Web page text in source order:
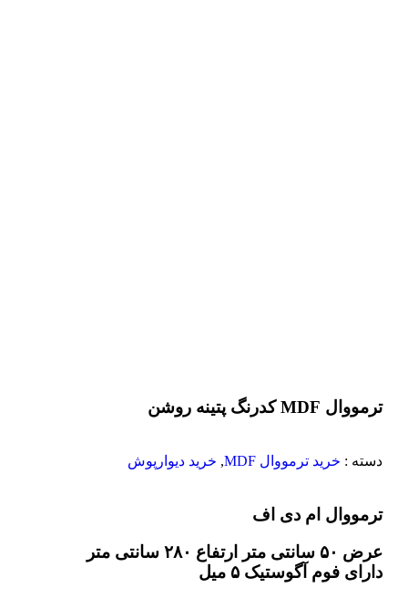
ترمووال MDF کدرنگ پتینه روشن
دسته : خرید ترمووال MDF , خرید دیوارپوش
ترمووال ام دی اف
عرض ۵۰ سانتی متر ارتفاع ۲۸۰ سانتی متر
دارای فوم آگوستیک ۵ میل